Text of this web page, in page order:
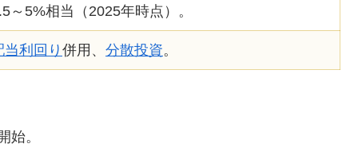
～5%相当（2025年時点）。
当利回り 併用、 分散投資。
始。